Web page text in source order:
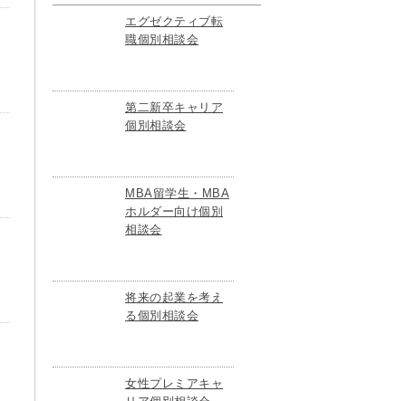
エグゼクティブ転
職個別相談会
第二新卒キャリア
個別相談会
MBA留学生・MBA
ホルダー向け個別
相談会
将来の起業を考え
る個別相談会
女性プレミアキャ